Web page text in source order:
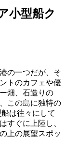
小型船ク
の一つだが、そ
トのカフェや優
畑、石造りの
この島に独特の
は往々にして
すぐに上陸し、
上の展望スポッ